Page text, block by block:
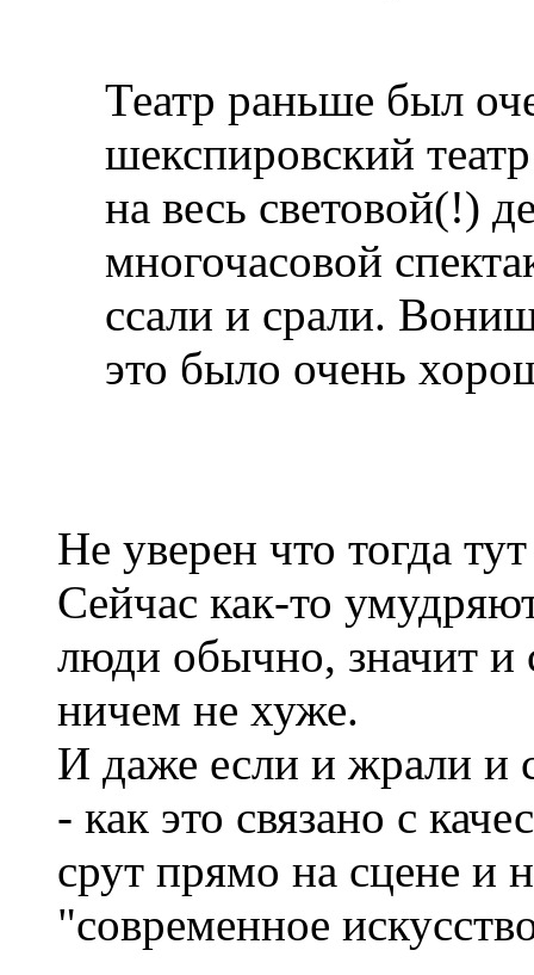
Театр раньше был
шекспировский
на весь световой(!)
многочасовой
ссали и срали.
это было очень
Не уверен что тогда
Сейчас как-то
люди обычно, значит и
ничем не хуже.
И даже если и жрали и
- как это связано с
срут прямо на сцене и
"современное